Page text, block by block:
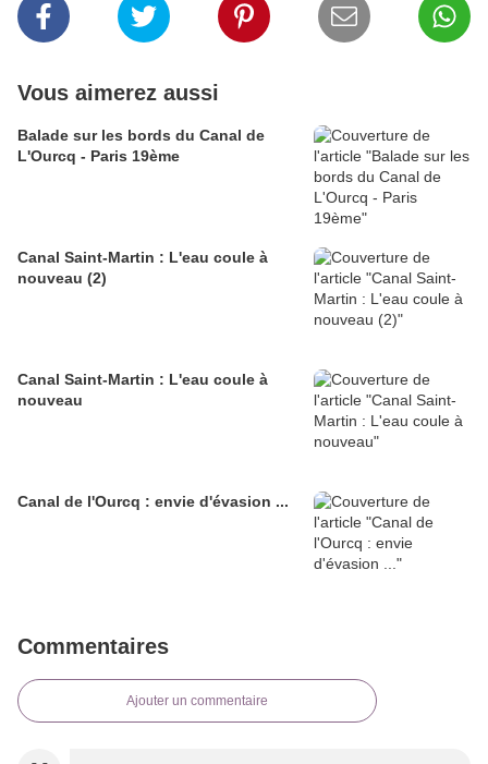
Vous aimerez aussi
Balade sur les bords du Canal de
L'Ourcq - Paris 19ème
Canal Saint-Martin : L'eau coule à
nouveau (2)
Canal Saint-Martin : L'eau coule à
nouveau
Canal de l'Ourcq : envie d'évasion ...
Commentaires
Ajouter un commentaire